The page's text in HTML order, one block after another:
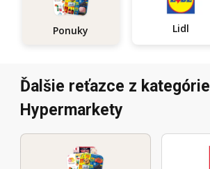
Ponuky Lidl
Ďalšie reťazce z kategórie
Hypermarkety